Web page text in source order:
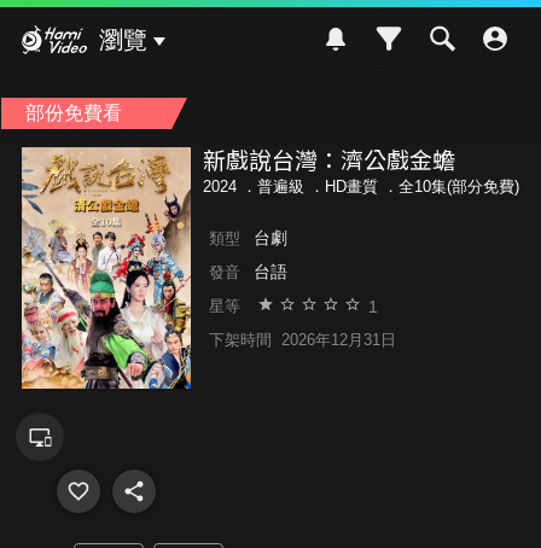
瀏覽
部份免費看
新戲說台灣：濟公戲金蟾
2024 ． 普遍級 ．HD畫質 ．全10集(部分免費)
類型 台劇
發音 台語
星等 1
下架時間 2026年12月31日